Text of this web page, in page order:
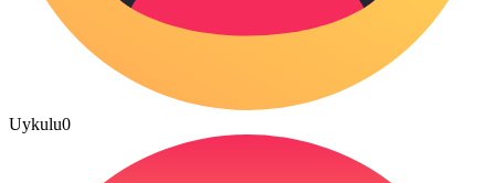
Uykulu0